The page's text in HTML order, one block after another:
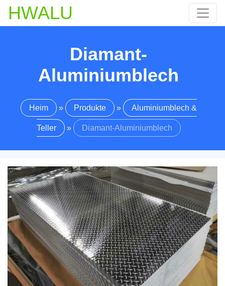
HWALU
Diamant-
Aluminiumblech
Heim » Produkte » Aluminiumblech &
Teller » Diamant-Aluminiumblech